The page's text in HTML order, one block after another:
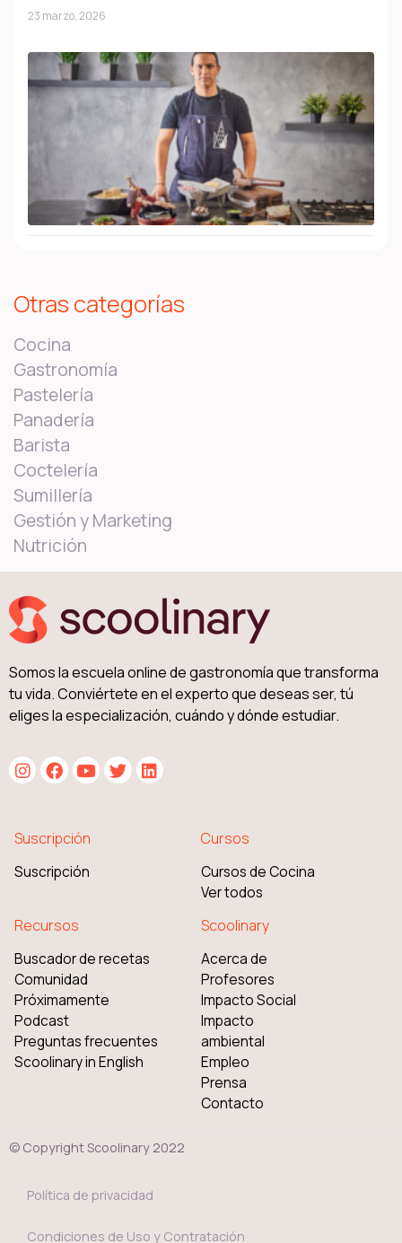
23 marzo, 2026
Otras categorías
Cocina
Gastronomía
Pastelería
Panadería
Barista
Coctelería
Sumillería
Gestión y Marketing
Nutrición
Somos la escuela online de gastronomía que transforma
tu vida. Conviértete en el experto que deseas ser, tú
eliges la especialización, cuándo y dónde estudiar.
Suscripción
Suscripción
Cursos
Cursos de Cocina
Ver todos
Recursos
Buscador de recetas
Comunidad
Próximamente
Podcast
Preguntas frecuentes
Scoolinary in English
Scoolinary
Acerca de
Profesores
Impacto Social
Impacto
ambiental
Empleo
Prensa
Contacto
© Copyright Scoolinary 2022
Política de privacidad
Condiciones de Uso y Contratación